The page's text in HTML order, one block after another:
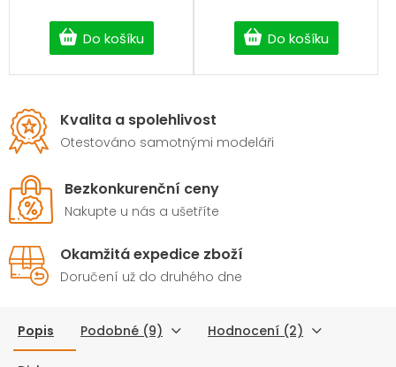
Do košíku Do košíku
Kvalita a spolehlivost
Otestováno samotnými modeláři
Bezkonkurenční ceny
Nakupte u nás a ušetříte
Okamžitá expedice zboží
Doručení už do druhého dne
Popis Podobné (9) Hodnocení (2)